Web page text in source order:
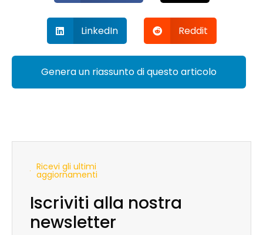
LinkedIn Reddit
Genera un riassunto di questo articolo
Ricevi gli ultimi
aggiornamenti
Iscriviti alla nostra
newsletter